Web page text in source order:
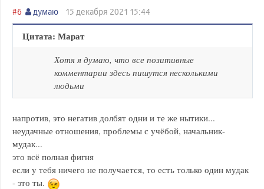
#6 думаю 15 декабря 2021 15:44
Цитата: Марат
Хотя я думаю, что все позитивные
комментарии здесь пишутся несколькими
людьми
напротив, это негатив долбят одни и те же нытики...
неудачные отношения, проблемы с учёбой, начальник-
мудак...
это всё полная фигня
если у тебя ничего не получается, то есть только один мудак
- это ты.